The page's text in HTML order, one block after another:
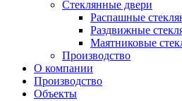
Стеклянные двери
Распашные
Раздвижные
Маятниковые
Производство
О компании
Производство
Объекты